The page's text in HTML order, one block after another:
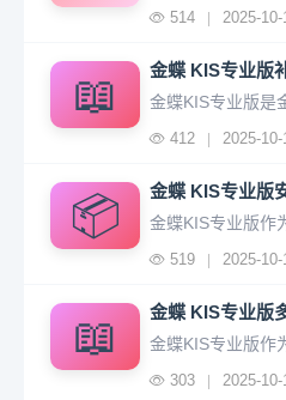
514 2025-10-
📖 金蝶 KIS专业版
412 2025-10-
📦 金蝶 KIS专业版
519 2025-10-
📖 金蝶 KIS专业版
303 2025-10-